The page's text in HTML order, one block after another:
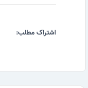
اشتراک مطلب: